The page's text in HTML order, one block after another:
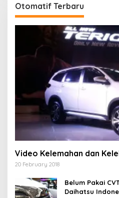
Otomatif Terbaru
Video Kelemahan dan
20 February 2018
Belum Pakai
Daihatsu